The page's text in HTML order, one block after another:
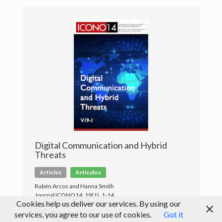
Medios de comunicación
© Rubén Arcos 2017
Digital Communication and Hybrid
Threats
Articles
Artículos
Rubén Arcos and Hanna Smith
Journal ICONO14, 19(1), 1-14.
https://doi.org/10.7195/ri14.v19i1.1662
Publication year: 2021
Cookies help us deliver our services. By using our
services, you agree to our use of cookies.
Got it